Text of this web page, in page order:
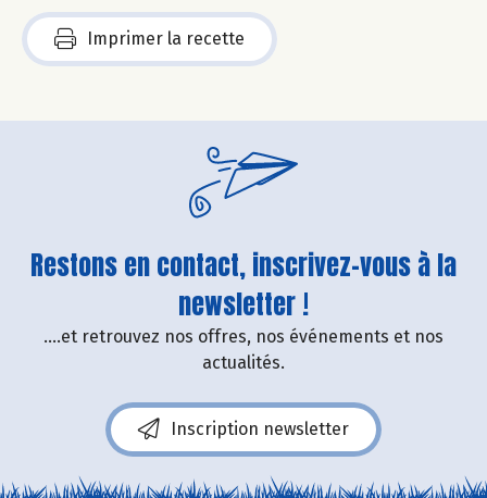
Imprimer la recette
Restons en contact, inscrivez-vous à la
newsletter !
....et retrouvez nos offres, nos événements et nos
actualités.
Inscription newsletter